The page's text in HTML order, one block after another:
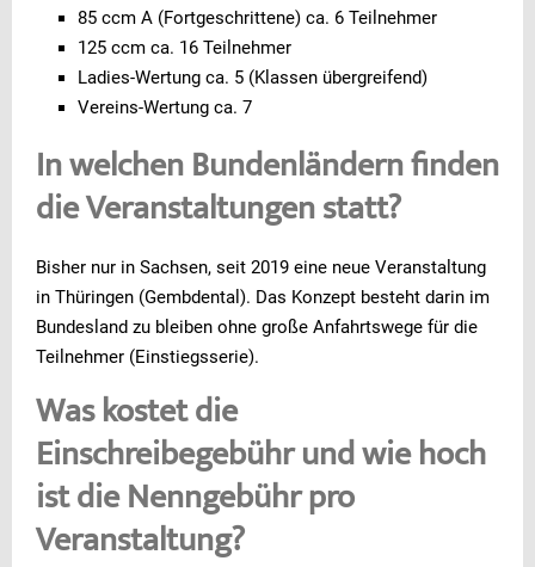
85 ccm A (Fortgeschrittene) ca. 6 Teilnehmer
125 ccm ca. 16 Teilnehmer
Ladies-Wertung ca. 5 (Klassen übergreifend)
Vereins-Wertung ca. 7
In welchen Bundenländern finden
die Veranstaltungen statt?
Bisher nur in Sachsen, seit 2019 eine neue Veranstaltung
in Thüringen (Gembdental). Das Konzept besteht darin im
Bundesland zu bleiben ohne große Anfahrtswege für die
Teilnehmer (Einstiegsserie).
Was kostet die
Einschreibegebühr und wie hoch
ist die Nenngebühr pro
Veranstaltung?